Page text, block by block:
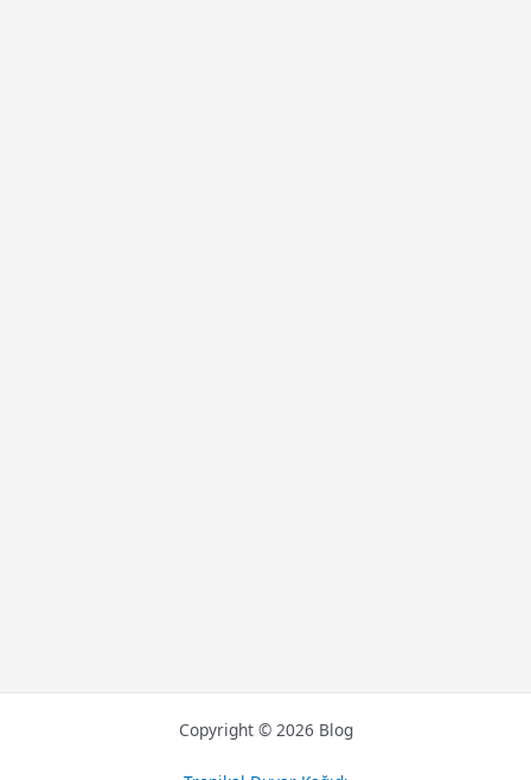
Copyright © 2026 Blog